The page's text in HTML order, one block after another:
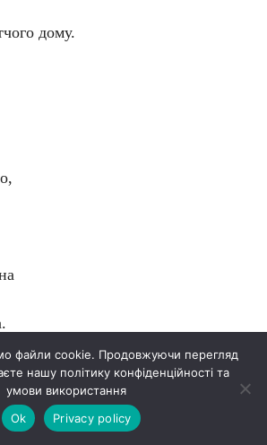
дому.
файли cookie. Продовжуючи перегляд
нашу політику конфіденційності та
умови використання
Ok
Privacy policy